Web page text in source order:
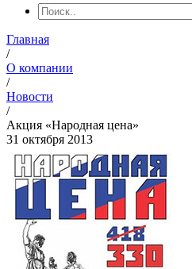
Главная
/
О компании
/
Новости
/
Акция «Народная цена»
31 октября 2013